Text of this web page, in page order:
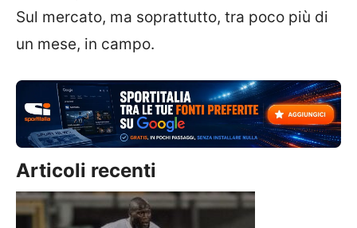
Sul mercato, ma soprattutto, tra poco più di
un mese, in campo.
Articoli recenti